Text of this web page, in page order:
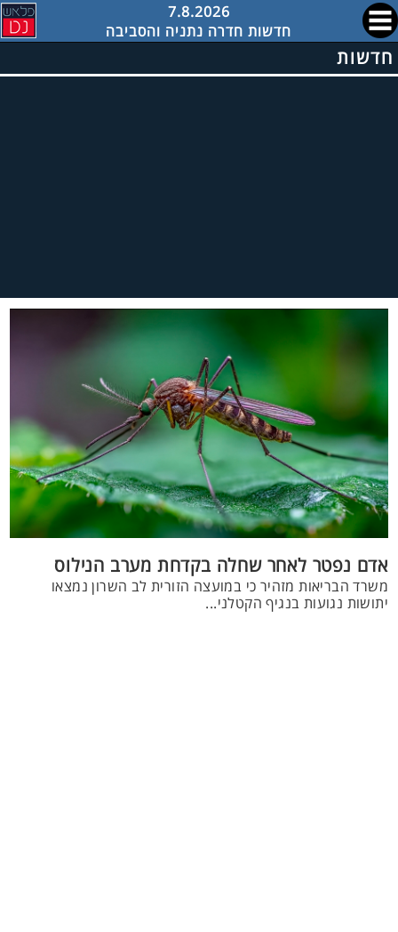
7.8.2026
חדשות חדרה נתניה והסביבה
חדשות
אדם נפטר לאחר שחלה בקדחת מערב הנילוס
משרד הבריאות מזהיר כי במועצה הזורית לב השרון נמצאו
יתושות נגועות בנגיף הקטלני...